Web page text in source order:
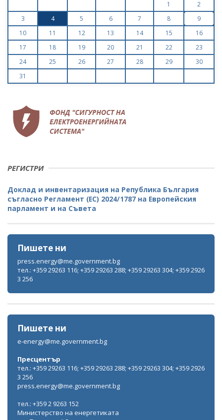
1
2
3
4 5 6 7 8
9
10
11 12 13 14 15
16
17
18 19 20 21 22
23
24
25 26 27 28 29
30
31
РЕГИСТРИ
Доклад и инвентаризация на Република България
съгласно Регламент (ЕС) 2024/1787 на Европейския
парламент и на Съвета
Пишете ни
press.energy@me.government.bg
тел.: +359 29263 116; +359 29263 288; +359 29263 304; +359 2926
3 256
Пишете ни
e-energy@me.government.bg
Пресцентър
тел.: +359 29263 116; +359 29263 288; +359 29263 304; +359 2926
3 256
press.energy@me.government.bg
тел.: +359 2 9263 152
Министерство на енергетиката